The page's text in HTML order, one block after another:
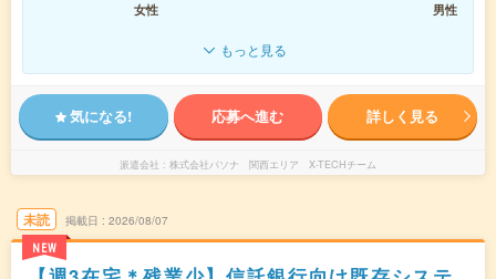
女性
男性
もっと見る
気になる! 応募へ進む 詳しく見る
派遣会社 株式会社パソナ 関西エリア X-TECHチーム
未読
NEW
掲載日 2026/08/07